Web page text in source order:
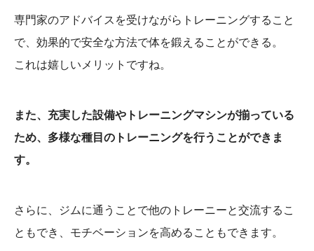
専門家のアドバイスを受けながらトレーニングすること
で、効果的で安全な方法で体を鍛えることができる。
これは嬉しいメリットですね。
また、充実した設備やトレーニングマシンが揃っている
ため、多様な種目のトレーニングを行うことができま
す。
さらに、ジムに通うことで他のトレーニーと交流するこ
ともでき、モチベーションを高めることもできます。